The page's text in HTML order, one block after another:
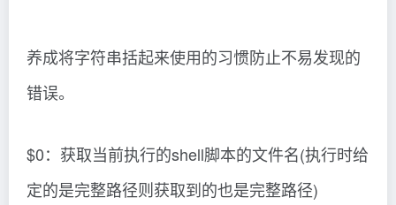
养成将字符串括起来使用的习惯防止不易发现的
错误。
$0：获取当前执行的shell脚本的文件名(执行时给
定的是完整路径则获取到的也是完整路径)